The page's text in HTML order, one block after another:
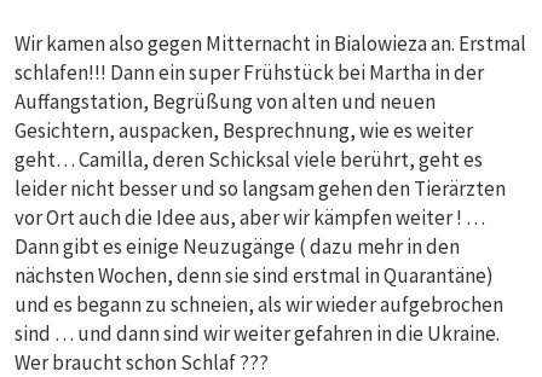
Wir kamen also gegen Mitternacht in Bialowieza an. Erstmal
schlafen!!! Dann ein super Frühstück bei Martha in der
Auffangstation, Begrüßung von alten und neuen
Gesichtern, auspacken, Besprechnung, wie es weiter
geht… Camilla, deren Schicksal viele berührt, geht es
leider nicht besser und so langsam gehen den Tierärzten
vor Ort auch die Idee aus, aber wir kämpfen weiter ! …
Dann gibt es einige Neuzugänge ( dazu mehr in den
nächsten Wochen, denn sie sind erstmal in Quarantäne)
und es begann zu schneien, als wir wieder aufgebrochen
sind … und dann sind wir weiter gefahren in die Ukraine.
Wer braucht schon Schlaf ???